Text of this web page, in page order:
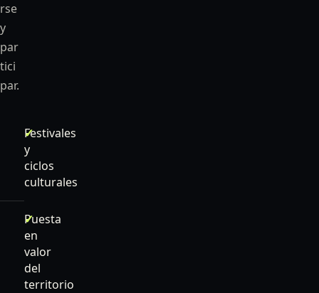
rse
y
par
tici
par.
Festivales
y
ciclos
culturales
Puesta
en
valor
del
territorio